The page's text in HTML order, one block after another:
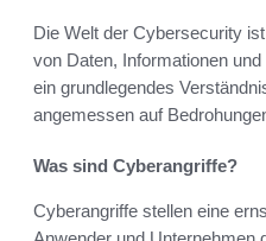
Die Welt der Cybersecurity
von Daten, Informationen
ein grundlegendes
angemessen auf
Was sind Cyberangriffe?
Cyberangriffe stellen eine